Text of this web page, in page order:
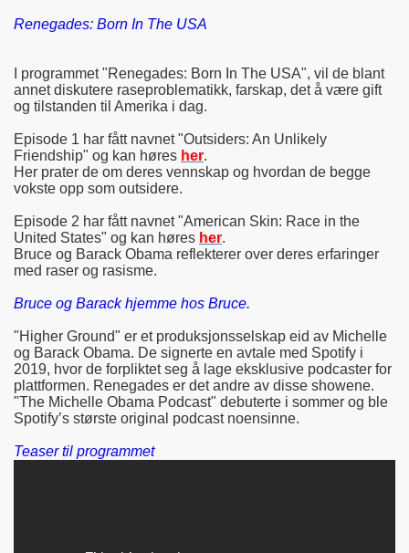
Renegades: Born In The USA
I programmet "Renegades: Born In The USA", vil de blant
annet diskutere raseproblematikk, farskap, det å være gift
og tilstanden til Amerika i dag.
Episode 1 har fått navnet "Outsiders: An Unlikely
Friendship" og kan høres her.
Her prater de om deres vennskap og hvordan de begge
vokste opp som outsidere.
Episode 2 har fått navnet "American Skin: Race in the
United States" og kan høres her.
Bruce og Barack Obama reflekterer over deres erfaringer
med raser og rasisme.
Bruce og Barack hjemme hos Bruce.
"Higher Ground" er et produksjonsselskap eid av Michelle
og Barack Obama. De signerte en avtale med Spotify i
2019, hvor de forpliktet seg å lage eksklusive podcaster for
plattformen. Renegades er det andre av disse showene.
"The Michelle Obama Podcast" debuterte i sommer og ble
Spotify’s største original podcast noensinne.
Teaser til programmet